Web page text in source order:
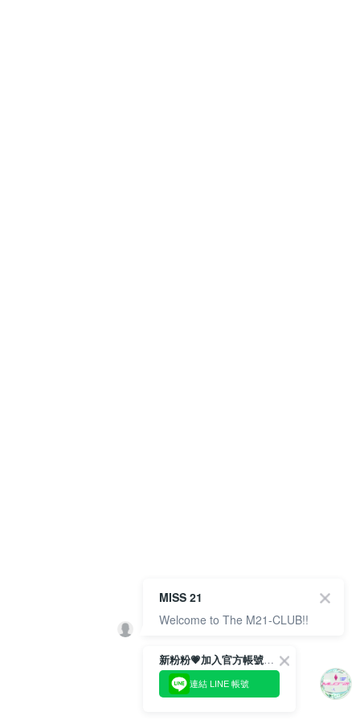
新粉粉💗加入官方帳號綁定會員成功拿✨$100優惠券✨
連結 LINE 帳號
MISS 21
Welcome to The M21-CLUB!!